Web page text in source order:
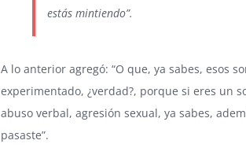
estás mintiendo”.
A lo anterior agregó: “O que, ya sabes, esos
experimentado, ¿verdad?, porque si eres un
abuso verbal, agresión sexual, ya sabes,
pasaste”.